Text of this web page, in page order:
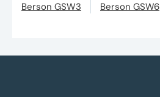
Berson GSW3 Berson GSW6